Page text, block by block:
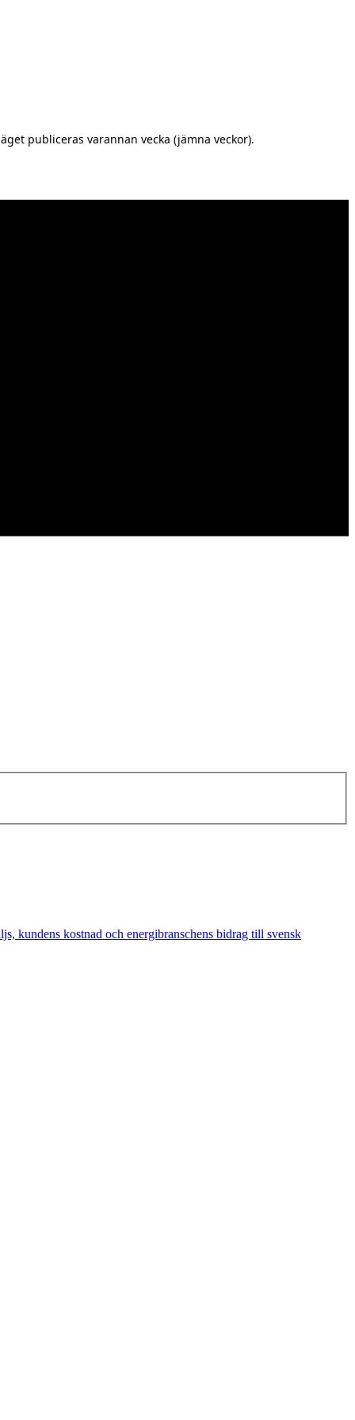
publiceras varannan vecka (jämna veckor).
kundens kostnad och energibranschens bidrag till svensk